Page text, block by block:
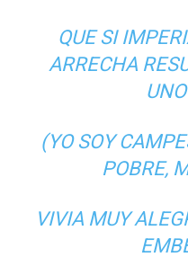
QUE SI
ARRECHA
(YO SOY
POBRE,
VIVIA MUY